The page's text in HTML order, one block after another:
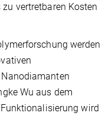
vertretbaren Kosten
werden
Wu aus dem
wird